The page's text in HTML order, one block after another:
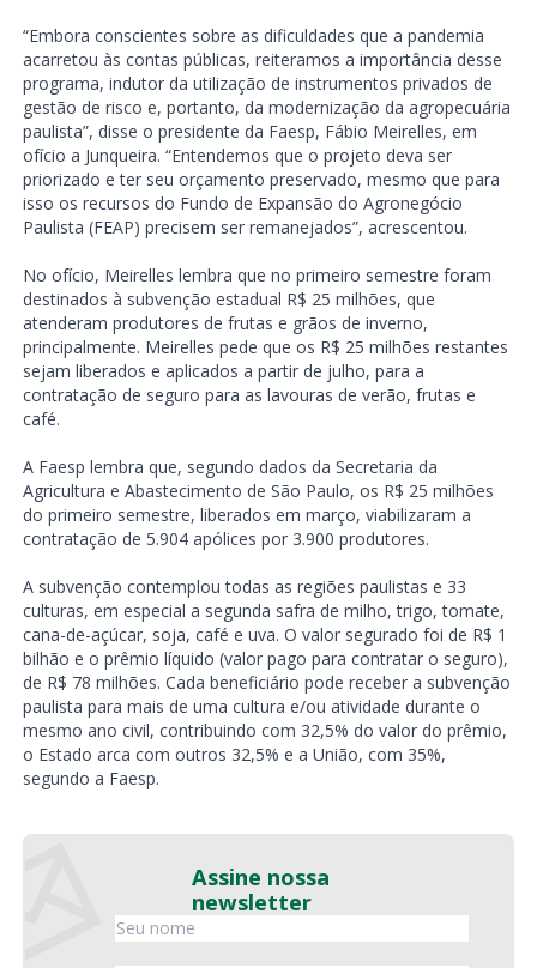
“Embora conscientes sobre as dificuldades que a pandemia
acarretou às contas públicas, reiteramos a importância desse
programa, indutor da utilização de instrumentos privados de
gestão de risco e, portanto, da modernização da agropecuária
paulista”, disse o presidente da Faesp, Fábio Meirelles, em
ofício a Junqueira. “Entendemos que o projeto deva ser
priorizado e ter seu orçamento preservado, mesmo que para
isso os recursos do Fundo de Expansão do Agronegócio
Paulista (FEAP) precisem ser remanejados”, acrescentou.
No ofício, Meirelles lembra que no primeiro semestre foram
destinados à subvenção estadual R$ 25 milhões, que
atenderam produtores de frutas e grãos de inverno,
principalmente. Meirelles pede que os R$ 25 milhões restantes
sejam liberados e aplicados a partir de julho, para a
contratação de seguro para as lavouras de verão, frutas e
café.
A Faesp lembra que, segundo dados da Secretaria da
Agricultura e Abastecimento de São Paulo, os R$ 25 milhões
do primeiro semestre, liberados em março, viabilizaram a
contratação de 5.904 apólices por 3.900 produtores.
A subvenção contemplou todas as regiões paulistas e 33
culturas, em especial a segunda safra de milho, trigo, tomate,
cana-de-açúcar, soja, café e uva. O valor segurado foi de R$ 1
bilhão e o prêmio líquido (valor pago para contratar o seguro),
de R$ 78 milhões. Cada beneficiário pode receber a subvenção
paulista para mais de uma cultura e/ou atividade durante o
mesmo ano civil, contribuindo com 32,5% do valor do prêmio,
o Estado arca com outros 32,5% e a União, com 35%,
segundo a Faesp.
Assine nossa
newsletter